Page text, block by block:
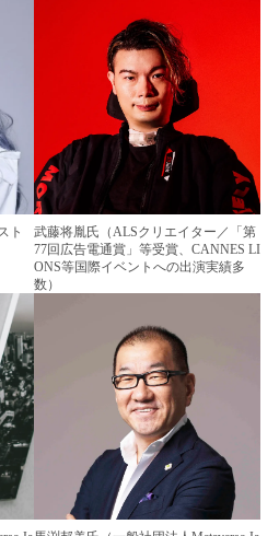
ト
武藤将胤氏（ALSクリエイター／「第
77回広告電通賞」等受賞、CANNES LI
ONS等国際イベントへの出演実績多
数）